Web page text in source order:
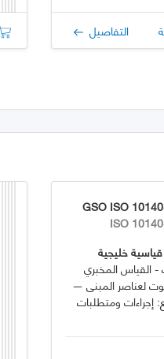
التفاصيل
GSO ISO
ISO
خليجية
- القياس المخبري
لعناصر المبنى —
إجراءات ومتطلبات